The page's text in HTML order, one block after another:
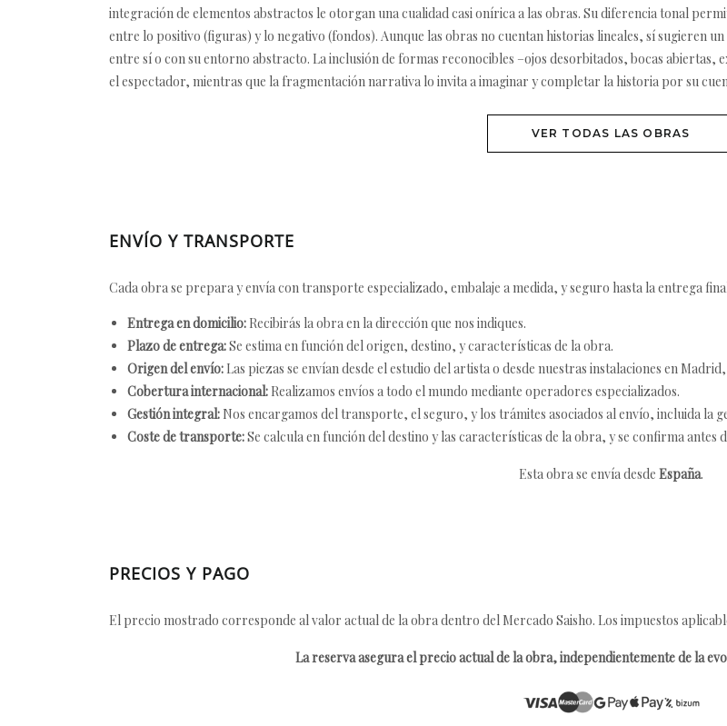
integración de elementos abstractos le otorgan una cualidad casi onírica a las obras. Su diferencia tonal
entre lo positivo (figuras) y lo negativo (fondos). Aunque las obras no cuentan historias lineales, sí sugieren
entre sí o con su entorno abstracto. La inclusión de formas reconocibles –ojos desorbitados, bocas
el espectador, mientras que la fragmentación narrativa lo invita a imaginar y completar la historia por su
VER TODAS LAS OBRAS
ENVÍO Y TRANSPORTE
Cada obra se prepara y envía con transporte especializado, embalaje a medida, y seguro hasta la entrega
Entrega en domicilio: Recibirás la obra en la dirección que nos indiques.
Plazo de entrega:Se estima en función del origen, destino, y características de la obra.
Origen del envío: Las piezas se envían desde el estudio del artista o desde nuestras instalaciones en
Cobertura internacional: Realizamos envíos a todo el mundo mediante operadores especializados.
Gestión integral: Nos encargamos del transporte, el seguro, y los trámites asociados al envío, incluida la
Coste de transporte:Se calcula en función del destino y las características de la obra, y se confirma antes
Esta obra se envía desde España.
PRECIOS Y PAGO
El precio mostrado corresponde al valor actual de la obra dentro del Mercado Saisho. Los impuestos
La reserva asegura el precio actual de la obra, independientemente de la